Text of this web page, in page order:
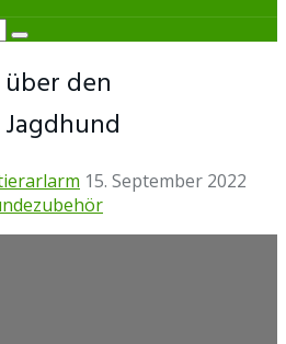
den
15. September 2022